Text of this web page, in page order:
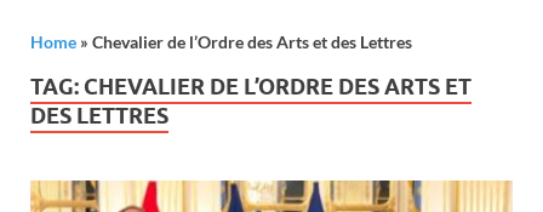
Home » Chevalier de l’Ordre des Arts et des Lettres
TAG: CHEVALIER DE L’ORDRE DES ARTS ET
DES LETTRES